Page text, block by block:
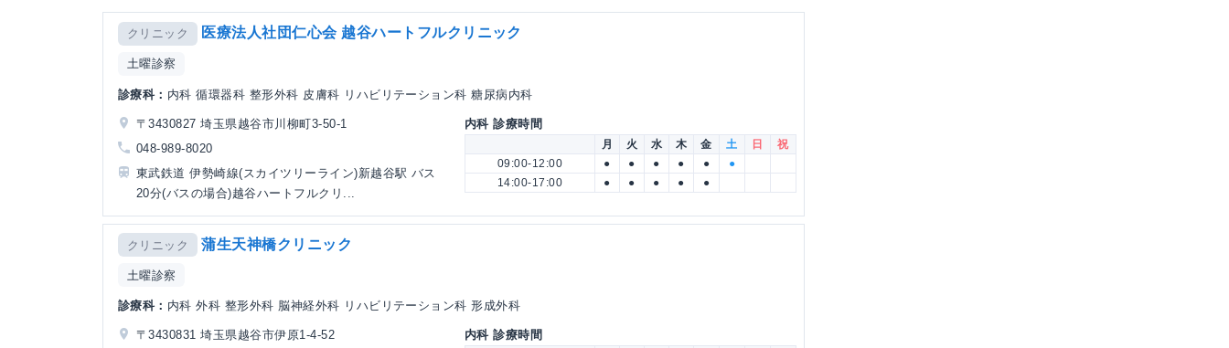
クリニック 医療法人社団仁心会 越谷ハートフルクリニック
土曜診察
診療科： 内科 循環器科 整形外科 皮膚科 リハビリテーション科 糖尿病内科
〒3430827 埼玉県越谷市川柳町3-50-1
048-989-8020
東武鉄道 伊勢崎線(スカイツリーライン)新越谷駅 バス
20分(バスの場合)越谷ハートフルクリ...
内科 診療時間
月 火 水 木 金 土 日
祝
09:00-12:00
● ● ● ● ●
●
14:00-17:00
● ● ● ● ●
クリニック 蒲生天神橋クリニック
土曜診察
診療科： 内科 外科 整形外科 脳神経外科 リハビリテーション科 形成外科
〒3430831 埼玉県越谷市伊原1-4-52
内科 診療時間